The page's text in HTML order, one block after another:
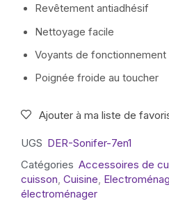
Revêtement antiadhésif
Nettoyage facile
Voyants de fonctionnement
Poignée froide au toucher
Ajouter à ma liste de
UGS DER-Sonifer-7en1
Catégories Accessoires de
cuisson, Cuisine,
électroménager